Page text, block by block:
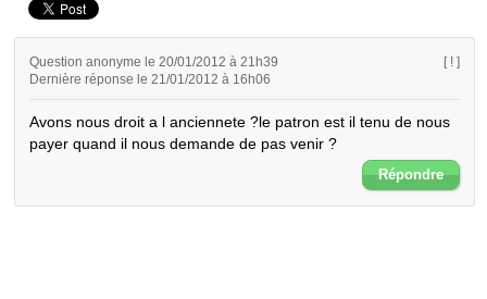
Question anonyme le 20/01/2012 à 21h39
Dernière réponse le 21/01/2012 à 16h06
[ ! ]
Avons nous droit a l anciennete ?le patron est il tenu de nous
payer quand il nous demande de pas venir ?
Répondre